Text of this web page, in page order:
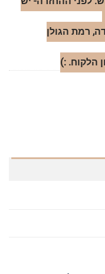
רמת הגולן
הלקוח. :)